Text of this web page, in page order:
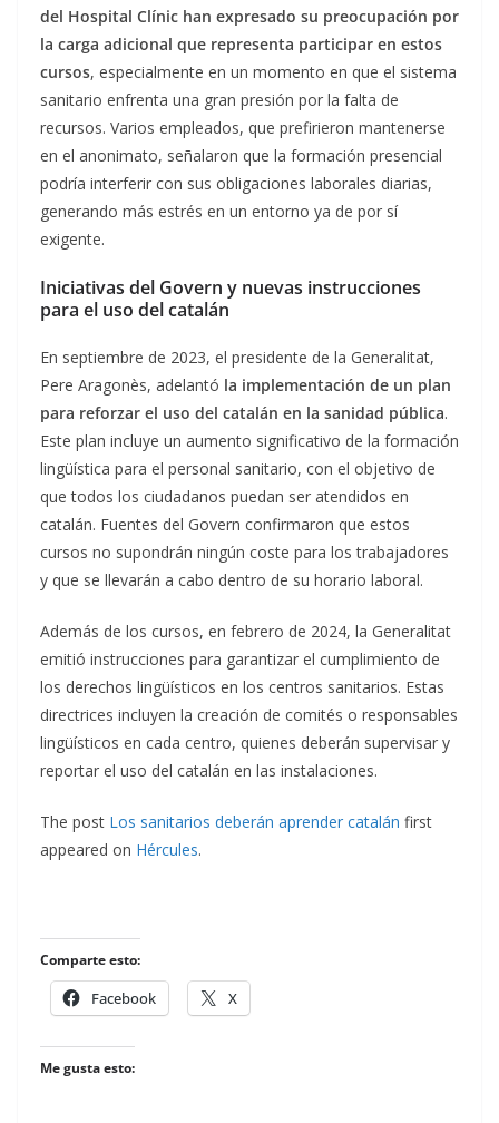
del Hospital Clínic han expresado su preocupación por
la carga adicional que representa participar en estos
cursos, especialmente en un momento en que el sistema
sanitario enfrenta una gran presión por la falta de
recursos. Varios empleados, que prefirieron mantenerse
en el anonimato, señalaron que la formación presencial
podría interferir con sus obligaciones laborales diarias,
generando más estrés en un entorno ya de por sí
exigente.
Iniciativas del Govern y nuevas instrucciones
para el uso del catalán
En septiembre de 2023, el presidente de la Generalitat,
Pere Aragonès, adelantó la implementación de un plan
para reforzar el uso del catalán en la sanidad pública.
Este plan incluye un aumento significativo de la formación
lingüística para el personal sanitario, con el objetivo de
que todos los ciudadanos puedan ser atendidos en
catalán. Fuentes del Govern confirmaron que estos
cursos no supondrán ningún coste para los trabajadores
y que se llevarán a cabo dentro de su horario laboral.
Además de los cursos, en febrero de 2024, la Generalitat
emitió instrucciones para garantizar el cumplimiento de
los derechos lingüísticos en los centros sanitarios. Estas
directrices incluyen la creación de comités o responsables
lingüísticos en cada centro, quienes deberán supervisar y
reportar el uso del catalán en las instalaciones.
The post Los sanitarios deberán aprender catalán first
appeared on Hércules.
Comparte esto:
Facebook X
Me gusta esto: